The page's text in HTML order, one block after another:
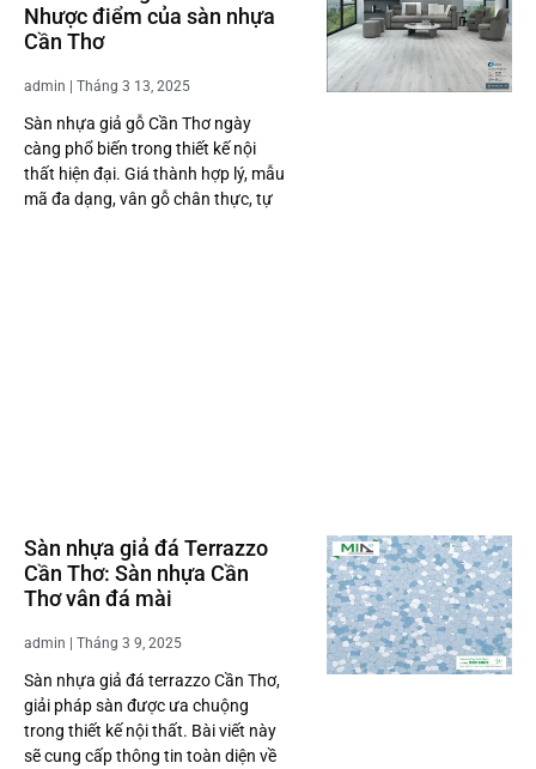
Nhược điểm của sàn nhựa
Cần Thơ
admin Tháng 3 13, 2025
Sàn nhựa giả gỗ Cần Thơ ngày
càng phổ biến trong thiết kế nội
thất hiện đại. Giá thành hợp lý, mẫu
mã đa dạng, vân gỗ chân thực, tự
Sàn nhựa giả đá Terrazzo
Cần Thơ: Sàn nhựa Cần
Thơ vân đá mài
admin Tháng 3 9, 2025
Sàn nhựa giả đá terrazzo Cần Thơ,
giải pháp sàn được ưa chuộng
trong thiết kế nội thất. Bài viết này
sẽ cung cấp thông tin toàn diện về